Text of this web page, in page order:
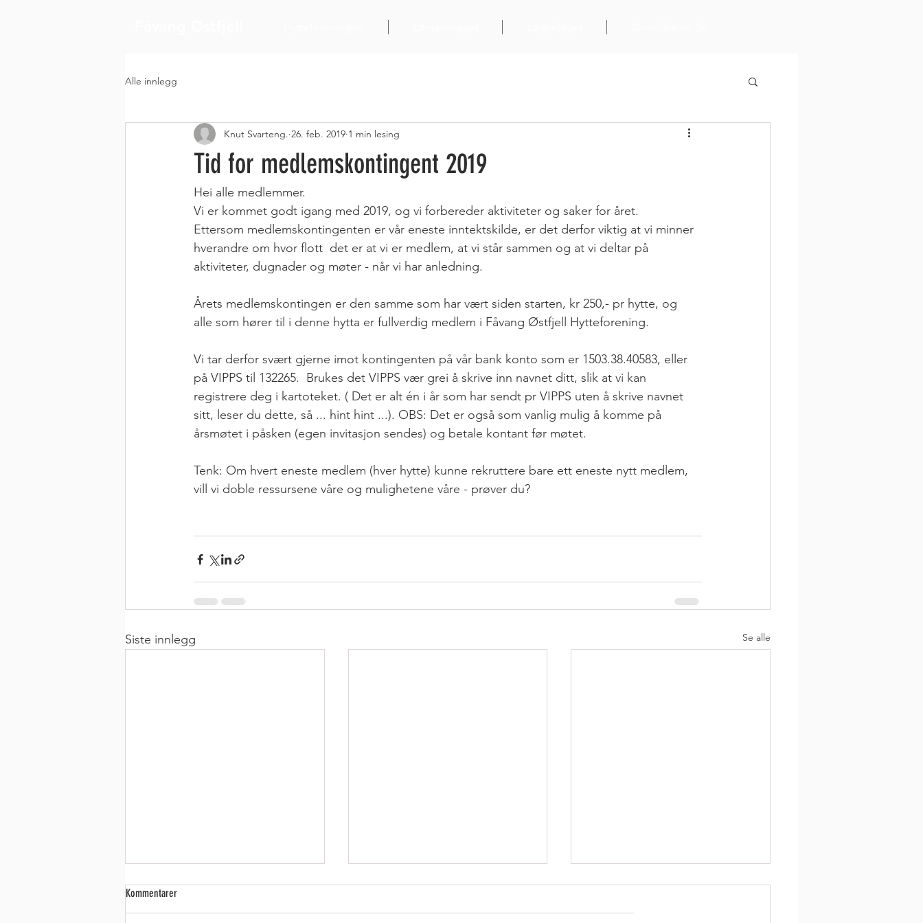
Alle innlegg
Tid for medlemskontingent 2019
Knut Svarteng. 26. feb. 2019 1 min lesing
Hei alle medlemmer.
Vi er kommet godt igang med 2019, og vi forbereder aktiviteter og saker for året.
Ettersom medlemskontingenten er vår eneste inntektskilde, er det derfor viktig at vi minner
hverandre om hvor flott  det er at vi er medlem, at vi står sammen og at vi deltar på
aktiviteter, dugnader og møter - når vi har anledning.
Årets medlemskontingen er den samme som har vært siden starten, kr 250,- pr hytte, og
alle som hører til i denne hytta er fullverdig medlem i Fåvang Østfjell Hytteforening.
Vi tar derfor svært gjerne imot kontingenten på vår bank konto som er 1503.38.40583, eller
på VIPPS til 132265.  Brukes det VIPPS vær grei å skrive inn navnet ditt, slik at vi kan
registrere deg i kartoteket. ( Det er alt én i år som har sendt pr VIPPS uten å skrive navnet
sitt, leser du dette, så ... hint hint ...). OBS: Det er også som vanlig mulig å komme på
årsmøtet i påsken (egen invitasjon sendes) og betale kontant før møtet.
Tenk: Om hvert eneste medlem (hver hytte) kunne rekruttere bare ett eneste nytt medlem,
vill vi doble ressursene våre og mulighetene våre - prøver du?
Siste innlegg Se alle
Kommentarer